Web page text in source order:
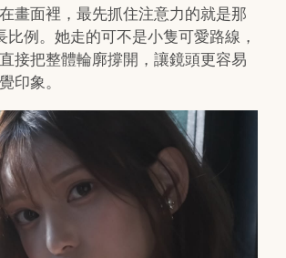
畫面裡，最先抓住注意力的就是那
比例。她走的可不是小隻可愛路線，
接把整體輪廓撐開，讓鏡頭更容易
印象。